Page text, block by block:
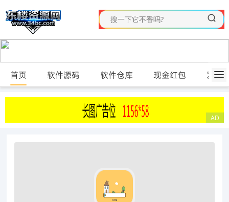
首页 软件源码 软件仓库 现金红包 发布